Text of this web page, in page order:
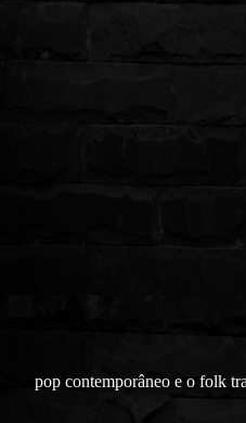
pop contemporâneo e o folk